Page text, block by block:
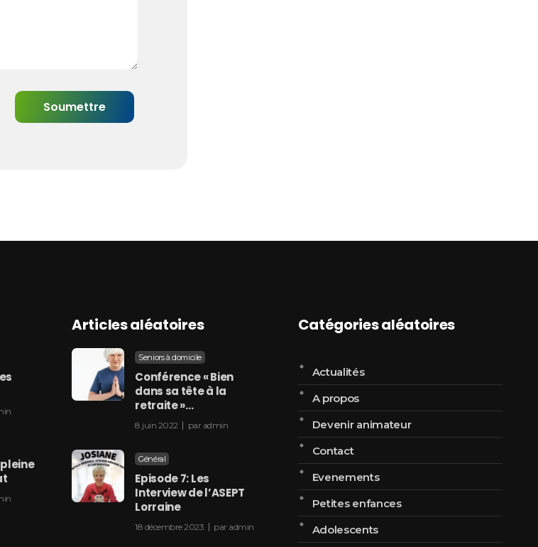
Articles aléatoires
Seniors à domicile
Conférence « Bien
dans sa tête à la
retraite »…
8 juin 2022 par admin
Général
Episode 7: Les
Interview de l’ASEPT
Lorraine
18 décembre 2023 par admin
Catégories aléatoires
Actualités
A propos
Devenir animateur
Contact
Evenements
Petites enfances
Adolescents